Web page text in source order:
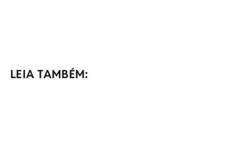
LEIA TAMBÉM: